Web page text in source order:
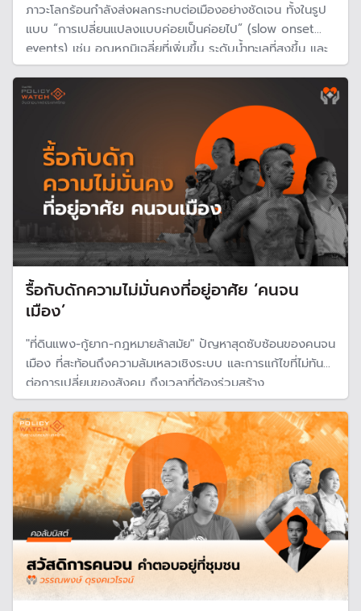
ภาวะโลกร้อนกำลังส่งผลกระทบต่อเมืองอย่างชัดเจน ทั้งในรูป
แบบ “การเปลี่ยนแปลงแบบค่อยเป็นค่อยไป” (slow onset
events) เช่น อุณหภูมิเฉลี่ยที่เพิ่มขึ้น ระดับน้ำทะเลที่สูงขึ้น และ
ความแห้งแล้งยาวนาน และ “เหตุการณ์สภาพอากาศสุดขั้ว”
(extreme events) เช่น พายุฝนตกหนัก น้ำท่วมฉับพลัน หรือ
คลื่นความร้อน
รื้อกับดักความไม่มั่นคงที่อยู่อาศัย ‘คนจน
เมือง’
"ที่ดินแพง-กู้ยาก-กฎหมายล้าสมัย" ปัญหาสุดซับซ้อนของคนจน
เมือง ที่สะท้อนถึงความล้มเหลวเชิงระบบ และการแก้ไขที่ไม่ทัน
ต่อการเปลี่ยนของสังคม ถึงเวลาที่ต้องร่วมสร้าง
“นวัตกรรม”และเพิ่มบทบาทท้องถิ่น เพื่อผลักดันให้ภาพฝันของ
คนรายได้น้อยได้มีบ้านที่มั่นคง